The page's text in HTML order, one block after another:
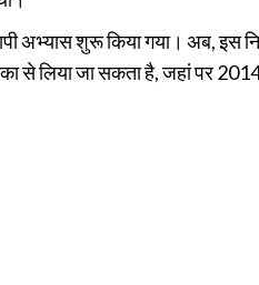
अभ्यास शुरू किया गया। अब, इस
से लिया जा सकता है, जहां पर